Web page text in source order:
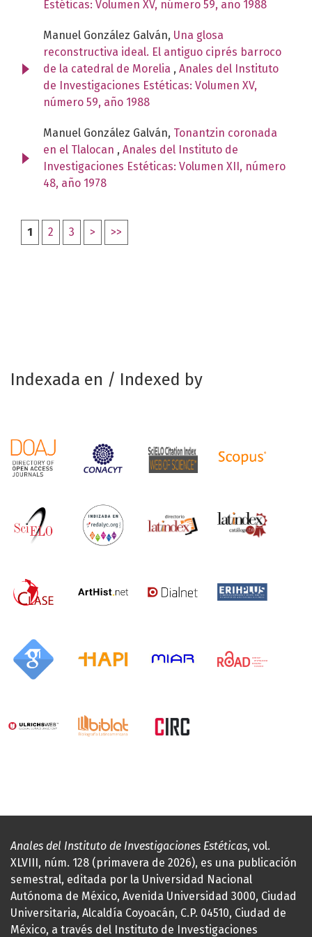
Estéticas: Volumen XV, número 59, año 1988
Manuel González Galván, Una glosa
reconstructiva ideal. El antiguo ciprés barroco
de la catedral de Morelia , Anales del Instituto
de Investigaciones Estéticas: Volumen XV,
número 59, año 1988
Manuel González Galván, Tonantzin coronada
en el Tlalocan , Anales del Instituto de
Investigaciones Estéticas: Volumen XII, número
48, año 1978
1 2 3 > >>
Indexada en / Indexed by
Anales del Instituto de Investigaciones Estéticas, vol.
XLVIII, núm. 128 (primavera de 2026), es una publicación
semestral, editada por la Universidad Nacional
Autónoma de México, Avenida Universidad 3000, Ciudad
Universitaria, Alcaldía Coyoacán, C.P. 04510, Ciudad de
México, a través del Instituto de Investigaciones